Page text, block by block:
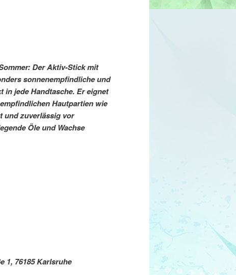
Der Aktiv-Stick mit
sonnenempfindliche und
in jede Handtasche. Er eignet
Hautpartien wie
und zuverlässig vor
Öle und Wachse
1, 76185 Karlsruhe